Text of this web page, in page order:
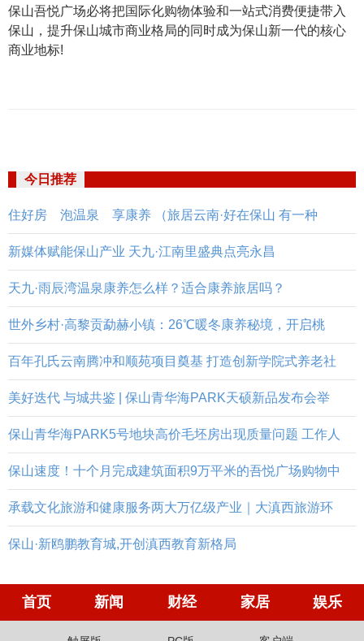
保山吾悦广场必将把国际化购物体验和一站式消费便捷带入
保山，提升保山城市商业格局的同时成为保山新一代的核心
商业地标!
今日推荐
住好房 泡温泉 享康养 （旅居云南·好在保山 有一种
新媒体赋能保山产业 天九·江南里盛典点亮永昌
天九·雨辰湾温泉康养怎么样？适合康养旅居吗？
世外乡村·高黎贡勐赫小镇：26℃暖冬康养秘境，开启桃
百年孔氏云南腾冲和顺苑项目奠基 打造创新学院式养老社
美好迭代 与城共鉴 | 保山青华海PARK天硕新品发布会举
保山青华海PARK5号地块高价毛坯房出现质量问题 工作人
保山速度！十个月完成建筑面积9万平米的吾悦广场购物中
承载文化旅游和健康服务两大万亿级产业｜大滇西旅游环
保山·新鸥鹏教育城,开创滇西教育新格局
首页 新闻 财经 家居 娱乐